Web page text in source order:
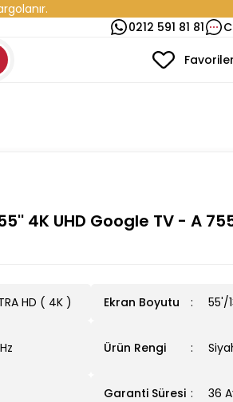
0212 591 81 81
4K UHD Google TV - A
HD ( 4K ) Ekran Boyutu 55'/
Ürün Rengi
Garanti Süresi 36